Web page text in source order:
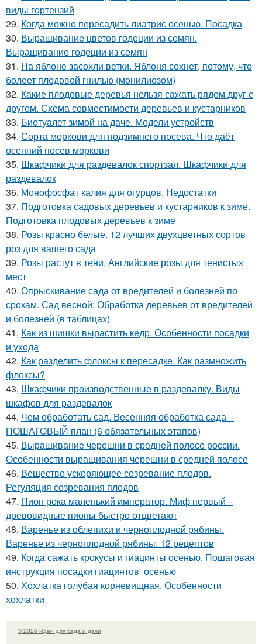
виды гортензий
29. Когда можно пересадить лиатрис осенью. Посадка
30. Выращивание цветов годеции из семян.
Выращивание годеции из семян
31. На яблоне засохли ветки. Яблоня сохнет, потому, что
болеет плодовой гнилью (монилиозом)
32. Какие плодовые деревья нельзя сажать рядом друг с
другом. Схема совместимости деревьев и кустарников
33. Биотуалет зимой на даче. Модели устройств
34. Сорта моркови для подзимнего посева. Что даёт
осенний посев моркови
35. Шкафчики для раздевалок спортзал. Шкафчики для
раздевалок
36. Монофосфат калия для огурцов. Недостатки
37. Подготовка садовых деревьев и кустарников к зиме.
Подготовка плодовых деревьев к зиме
38. Розы красно белые. 12 лучших двухцветных сортов
роз для вашего сада
39. Розы растут в тени. Английские розы для тенистых
мест
40. Опрыскивание сада от вредителей и болезней по
срокам. Сад весной: Обработка деревьев от вредителей
и болезней (в таблицах)
41. Как из шишки вырастить кедр. Особенности посадки
и ухода
42. Как разделить флоксы к пересадке. Как размножить
флоксы?
43. Шкафчики производственные в раздевалку. Виды
шкафов для раздевалок
44. Чем обработать сад. Весенняя обработка сада –
ПОШАГОВЫЙ план (6 обязательных этапов)
45. Выращивание черешни в средней полосе россии.
Особенности выращивания черешни в средней полосе
46. Вещество ускоряющее созревание плодов.
Регуляция созревания плодов
47. Пион рока маленький император. Миф первый –
древовидные пионы быстро отцветают
48. Варенье из облепихи и черноплодной рябины.
Варенье из черноплодной рябины: 12 рецептов
49. Когда сажать крокусы и гиацинты осенью. Пошаговая
инструкция посадки гиацинтов осенью
50. Хохлатка голубая корневищная. Особенности
хохлатки
© 2026 Идеи для сада и дачи